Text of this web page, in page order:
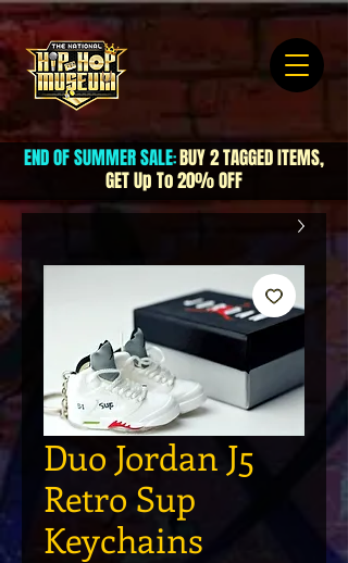
END OF SUMMER SALE:BUY 2 TAGGED ITEMS,
GET Up To 20% OFF
Duo Jordan J5
Retro Sup
Keychains